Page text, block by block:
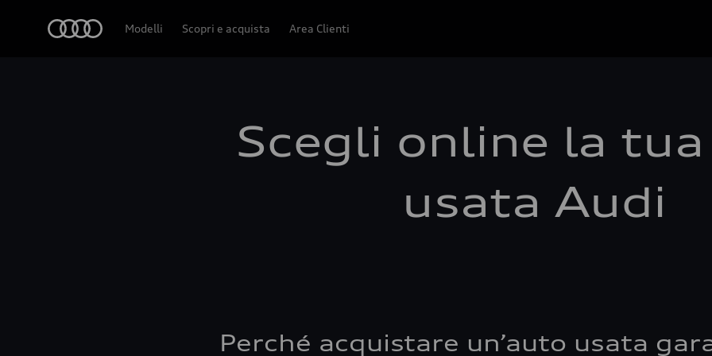
Modelli Scopri e acquista Area Clienti
Scegli online la
usata Audi
Perché acquistare un’auto usata